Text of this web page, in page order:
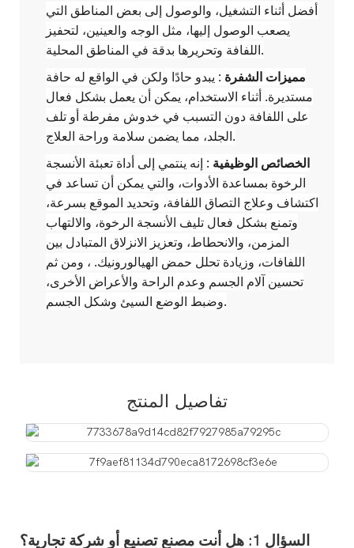
أفضل أثناء التشغيل، والوصول إلى بعض المناطق التي
يصعب الوصول إليها، مثل الوجه والعينين، لتحفيز
اللفافة وتحريرها بدقة في المناطق المحلية.
مميزات الشفرة : يبدو حادًا ولكن في الواقع له حافة
مستديرة. أثناء الاستخدام، يمكن أن يعمل بشكل فعال
على اللفافة دون التسبب في خدوش مفرطة أو تلف
الجلد، مما يضمن سلامة وراحة العلاج.
الخصائص الوظيفية : إنه ينتمي إلى أداة تعبئة الأنسجة
الرخوة بمساعدة الأدوات، والتي يمكن أن تساعد في
اكتشاف وعلاج التصاق اللفافة، وتحديد الموقع بسرعة،
وتمنع بشكل فعال تليف الأنسجة الرخوة، والالتهاب
المزمن، والانحطاط، وتعزيز الانزلاق المتبادل بين
اللفافات، وزيادة تحلل حمض الهيالورونيك. ، ومن ثم
تحسين آلام الجسم وعدم الراحة والأعراض الأخرى،
وضبط الوضع السيئ وشكل الجسم.
تفاصيل المنتج
السؤال 1: هل أنت مصنع تصنيع أو شركة تجارية؟